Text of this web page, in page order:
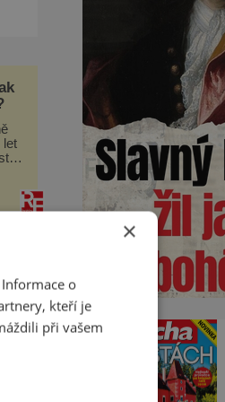
let
×
o
kteří je
při vašem